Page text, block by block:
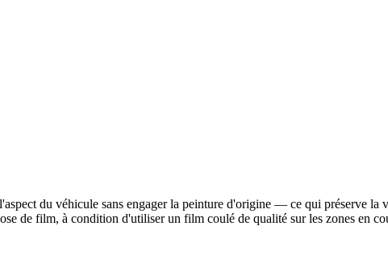
du véhicule sans engager la peinture d'origine — ce qui préserve la
de film, à condition d'utiliser un film coulé de qualité sur les zones en